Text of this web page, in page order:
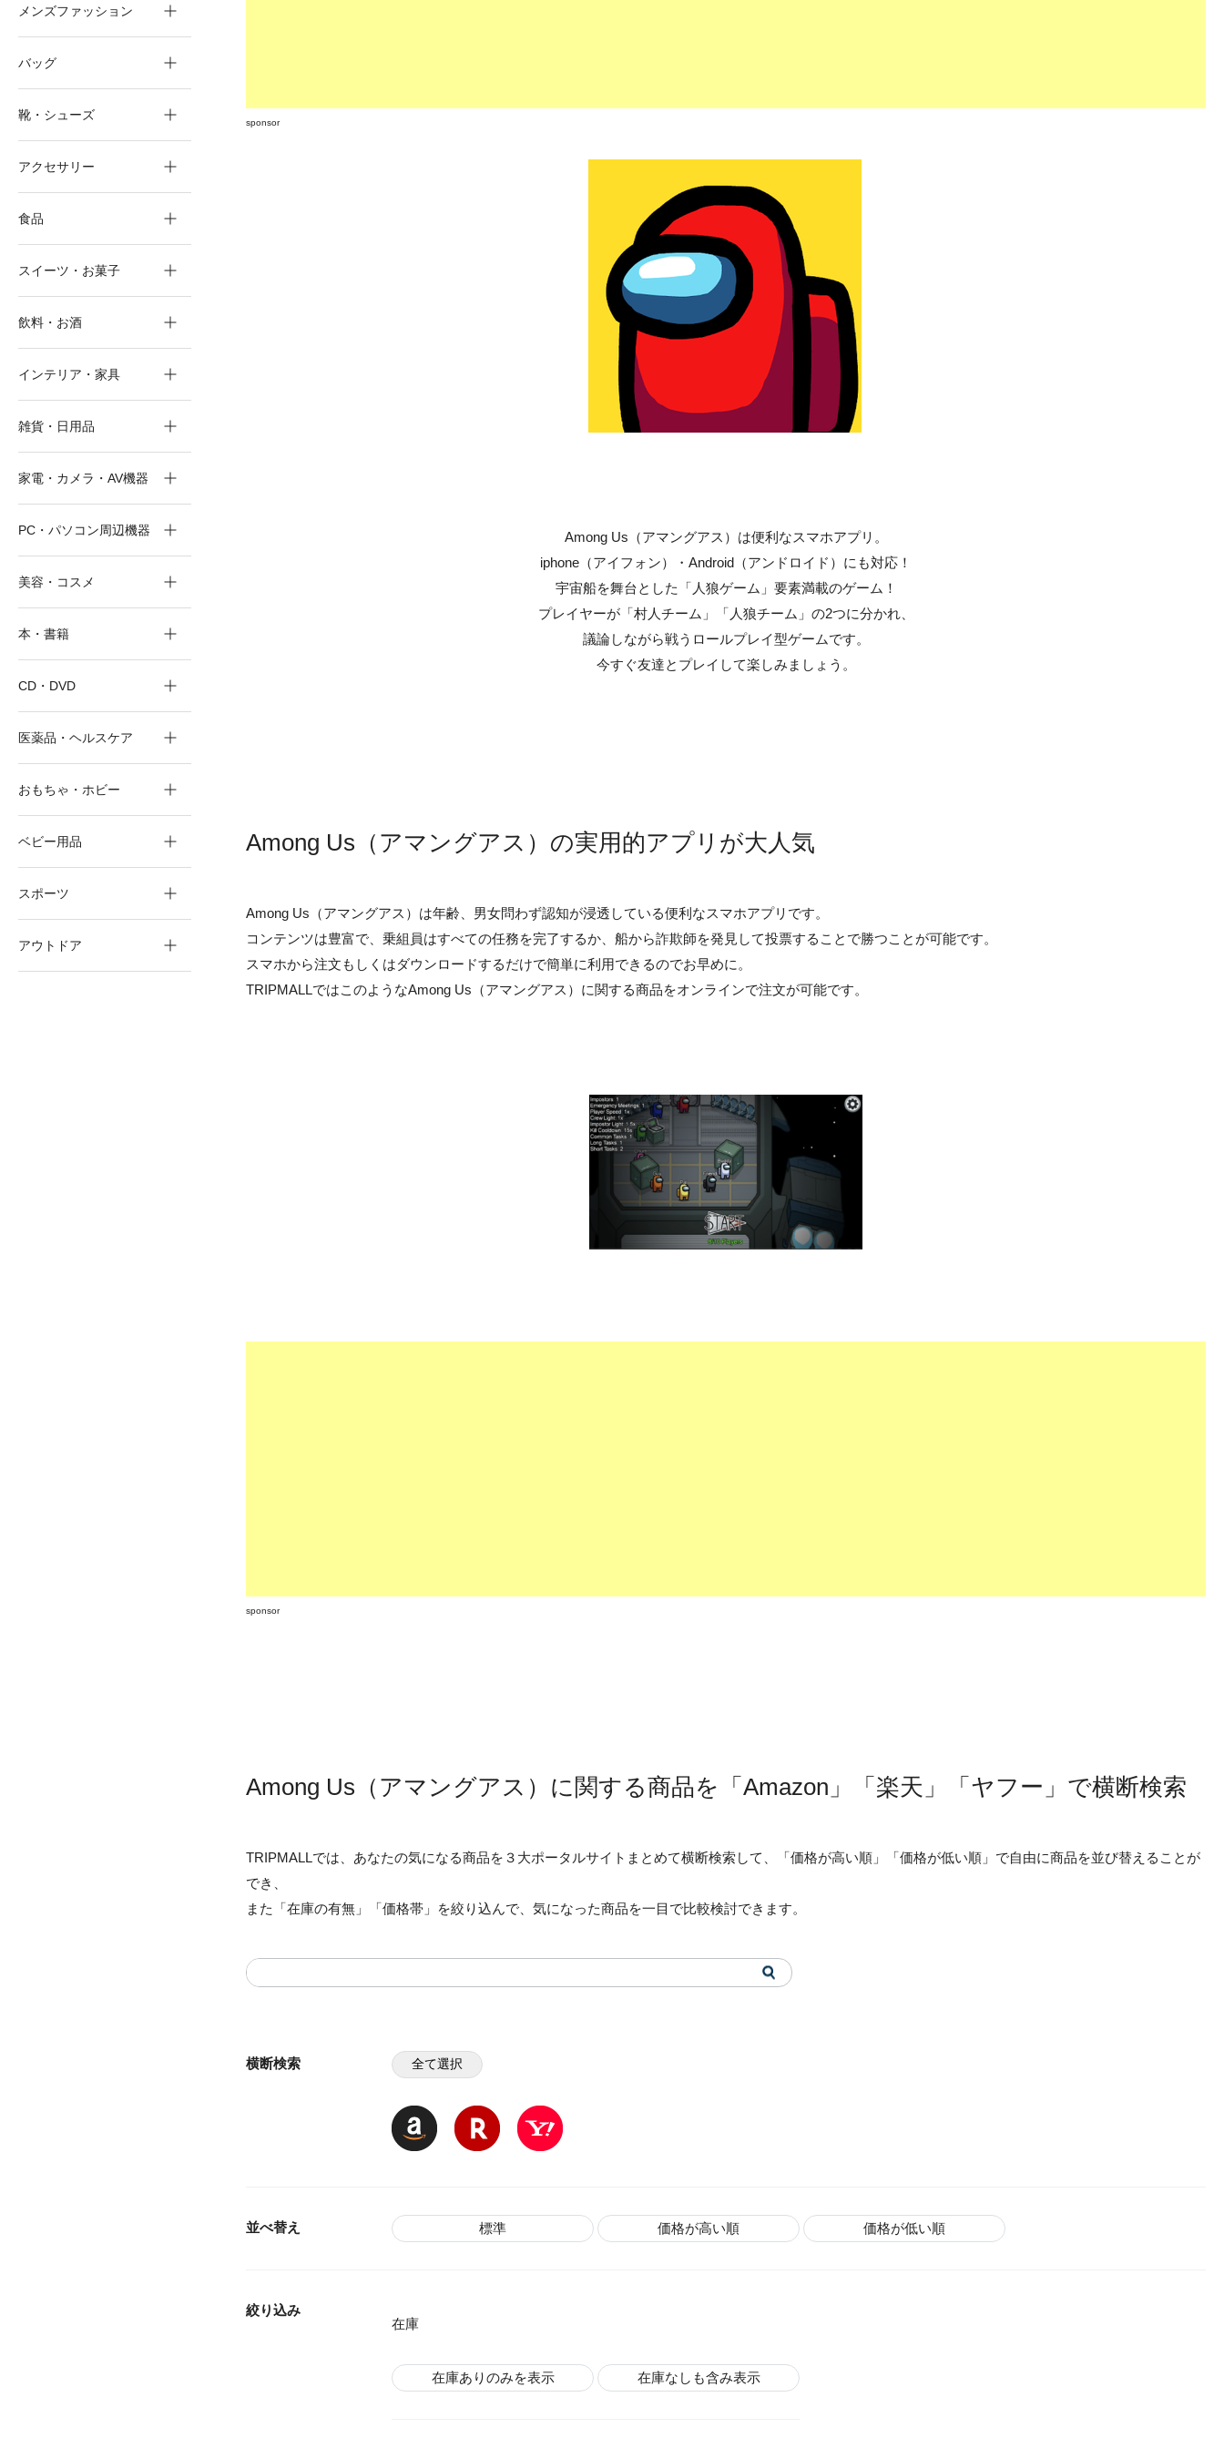
sponsor
Among Us（アマングアス）は便利なスマホアプリ。
iphone（アイフォン）・Android（アンドロイド）にも対応！
宇宙船を舞台とした「人狼ゲーム」要素満載のゲーム！
プレイヤーが「村人チーム」「人狼チーム」の2つに分かれ、
議論しながら戦うロールプレイ型ゲームです。
今すぐ友達とプレイして楽しみましょう。
Among Us（アマングアス）の実用的アプリが大人気
Among Us（アマングアス）は年齢、男女問わず認知が浸透している便利なスマホアプリです。
コンテンツは豊富で、乗組員はすべての任務を完了するか、船から詐欺師を発見して投票することで勝つことが可能です。
スマホから注文もしくはダウンロードするだけで簡単に利用できるのでお早めに。
TRIPMALLではこのようなAmong Us（アマングアス）に関する商品をオンラインで注文が可能です。
sponsor
Among Us（アマングアス）に関する商品を「Amazon」「楽天」「ヤフー」で横断検索
TRIPMALLでは、あなたの気になる商品を３大ポータルサイトまとめて横断検索して、「価格が高い順」「価格が低い順」で自由に商品を並び替えることが
でき、
また「在庫の有無」「価格帯」を絞り込んで、気になった商品を一目で比較検討できます。
横断検索 全て選択
並べ替え 標準 価格が高い順 価格が低い順
絞り込み
在庫
在庫ありのみを表示 在庫なしも含み表示
メンズファッション
バッグ
靴・シューズ
アクセサリー
食品
スイーツ・お菓子
飲料・お酒
インテリア・家具
雑貨・日用品
家電・カメラ・AV機器
PC・パソコン周辺機器
美容・コスメ
本・書籍
CD・DVD
医薬品・ヘルスケア
おもちゃ・ホビー
ベビー用品
スポーツ
アウトドア